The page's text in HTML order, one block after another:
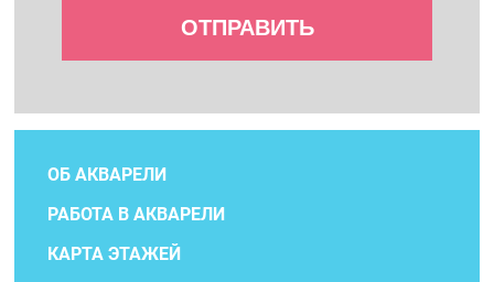
ОБ АКВАРЕЛИ
РАБОТА В АКВАРЕЛИ
КАРТА ЭТАЖЕЙ